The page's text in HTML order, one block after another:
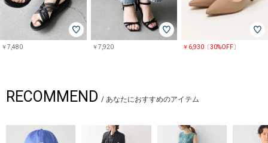
￥7,480 ￥7,920 ￥6,930〔30%OFF〕
RECOMMEND / あなたにおすすめのアイテム